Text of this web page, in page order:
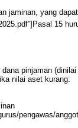
jaminan, yang
15
pinjaman
nilai aset kurang:
pengawas/